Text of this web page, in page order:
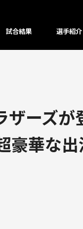
試合結果 選手紹介
ザーズ
華な